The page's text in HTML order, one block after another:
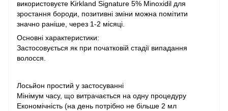
використовуєте Kirkland Signature 5% Minoxidil для
зростання бороди, позитивні зміни можна помітити
значно раніше, через 1-2 місяці.
Основні характеристики:
Застосовується як при початковій стадії випадання
волосся.
Лосьйон простий у застосуванні
Мінімум часу, що витрачається на одну процедуру
Економічність (на день потрібно не більше 2 мл